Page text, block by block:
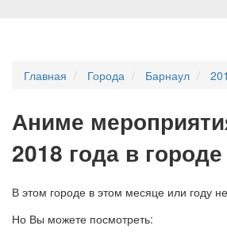
Главная Города Барнаул
Аниме
2018 года в
В этом городе в этом месяце или году
Но Вы можете посмотреть: